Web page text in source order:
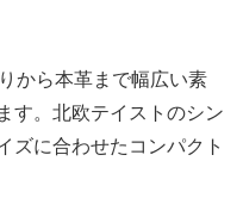
から本革まで幅広い素
す。北欧テイストのシン
ズに合わせたコンパクト